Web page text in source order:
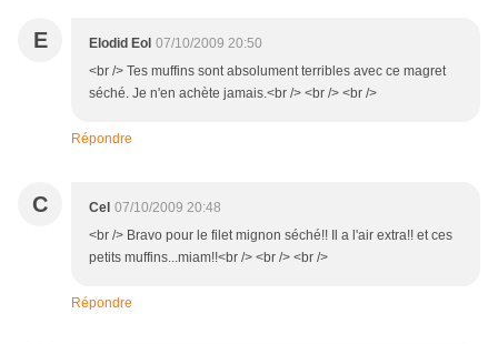
E Elodid Eol 07/10/2009 20:50
<br /> Tes muffins sont absolument terribles avec ce magret
séché. Je n'en achète jamais.<br /> <br /> <br />
Répondre
C Cel 07/10/2009 20:48
<br /> Bravo pour le filet mignon séché!! Il a l'air extra!! et ces
petits muffins...miam!!<br /> <br /> <br />
Répondre